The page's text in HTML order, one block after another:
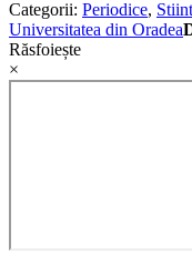
Categorii: Periodice,
Universitatea din Oradea
Răsfoiește
×